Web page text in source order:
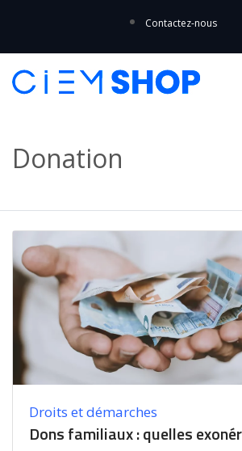
Contactez-nous
Donation
Droits et démarches
Dons familiaux : quelles